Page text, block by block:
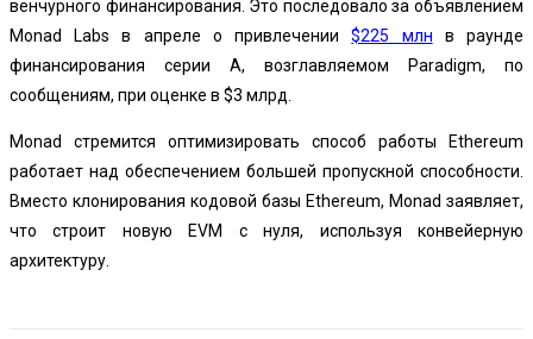
венчурного финансирования. Это последовало за объявлением
Monad Labs в апреле о привлечении$225 млн в раунде
финансирования серии A, возглавляемом Paradigm, по
сообщениям, при оценке в $3 млрд.
Monad стремится оптимизировать способ работы Ethereum
работает над обеспечением большей пропускной способности.
Вместо клонирования кодовой базы Ethereum, Monad заявляет,
что строит новую EVM с нуля, используя конвейерную
архитектуру.